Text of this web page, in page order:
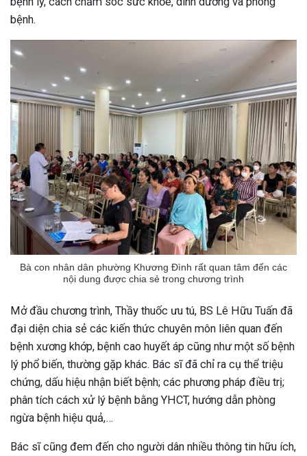
bệnh.
Bà con nhân dân phường Khương Đình rất quan tâm đến các
nội dung được chia sẻ trong chương trình
Mở đầu chương trình, Thầy thuốc ưu tú, BS Lê Hữu Tuấn đã
đại diện chia sẻ các kiến thức chuyên môn liên quan đến
bệnh xương khớp, bệnh cao huyết áp cũng như một số bệnh
lý phổ biến, thường gặp khác. Bác sĩ đã chỉ ra cụ thể triệu
chứng, dấu hiệu nhận biết bệnh; các phương pháp điều trị;
phân tích cách xử lý bệnh bằng YHCT, hướng dẫn phòng
ngừa bệnh hiệu quả,…
Bác sĩ cũng đem đến cho người dân nhiều thông tin hữu ích,